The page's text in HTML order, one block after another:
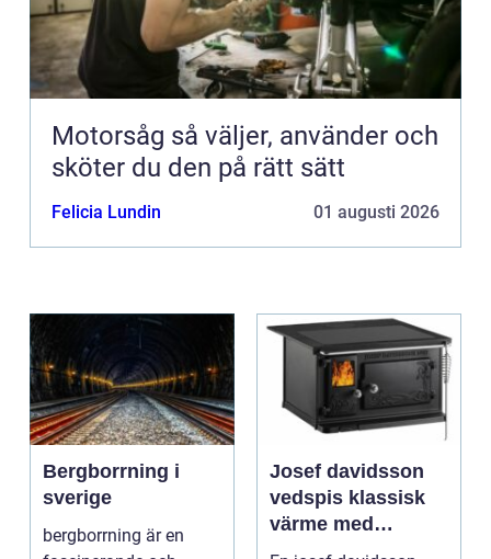
Motorsåg så väljer, använder och
sköter du den på rätt sätt
Felicia Lundin 01 augusti 2026
Bergborrning i
sverige
bergborrning är en
Josef davidsson
vedspis klassisk
värme med
modern funktion